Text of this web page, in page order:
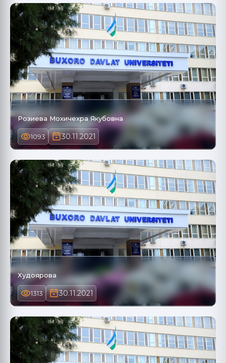
Розиева Мохичехра Якубовна
1093 30.11.2021
Худоярова
1313 30.11.2021